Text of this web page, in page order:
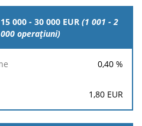
15 000 - 30 000 EUR (1 001 - 2
000 operațiuni)
0,40 %
1,80 EUR